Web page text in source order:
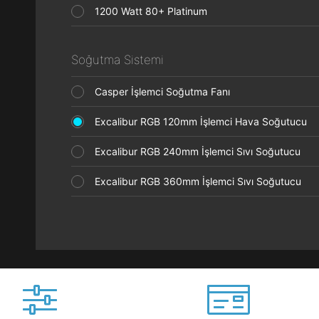
1200 Watt 80+ Platinum
Soğutma Sistemi
Casper İşlemci Soğutma Fanı
Excalibur RGB 120mm İşlemci Hava Soğutucu
Excalibur RGB 240mm İşlemci Sıvı Soğutucu
Excalibur RGB 360mm İşlemci Sıvı Soğutucu